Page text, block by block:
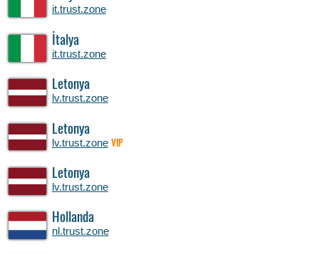
it.trust.zone
İtalya
it.trust.zone
Letonya
lv.trust.zone
Letonya
lv.trust.zone VIP
Letonya
lv.trust.zone
Hollanda
nl.trust.zone